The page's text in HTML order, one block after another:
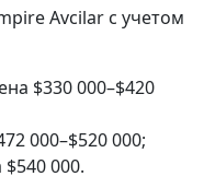
Avcilar с учетом
$330 000–$420
000–$520 000;
$540 000.